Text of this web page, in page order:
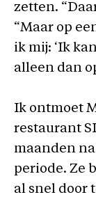
zetten.
“Maar op
ik mij: ‘Ik
alleen dan
Ik ontmoet
restaurant
maanden
periode. Ze
al snel door